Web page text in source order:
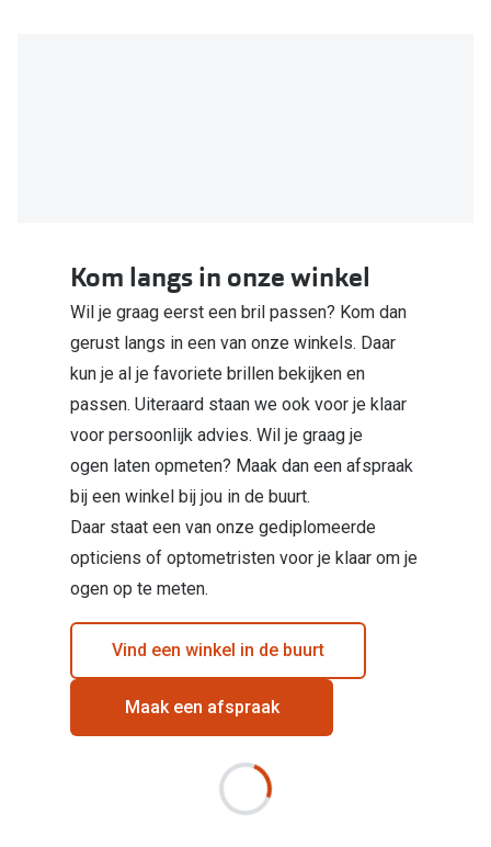
Kom langs in onze winkel
Wil je graag eerst een bril passen? Kom dan
gerust langs in een van onze winkels. Daar
kun je al je favoriete brillen bekijken en
passen. Uiteraard staan we ook voor je klaar
voor persoonlijk advies. Wil je graag je
ogen laten opmeten? Maak dan een afspraak
bij een winkel bij jou in de buurt.
Daar staat een van onze gediplomeerde
opticiens of optometristen voor je klaar om je
ogen op te meten.
Vind een winkel in de buurt
Maak een afspraak